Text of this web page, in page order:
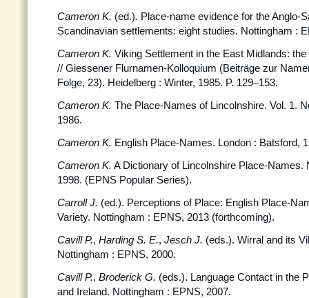
Cameron K. (ed.). Place-name evidence for the Anglo-
Scandinavian settlements: eight studies. Nottingham :
Cameron K. Viking Settlement in the East Midlands:
// Giessener Flurnamen-Kolloquium (Beiträge zur
Folge, 23). Heidelberg : Winter, 1985. P. 129–153.
Cameron K. The Place-Names of Lincolnshire. Vol. 1.
1986.
Cameron K. English Place-Names. Lоndon : Batsford,
Cameron K. A Dictionary of Lincolnshire Place-Names.
1998. (EPNS Popular Series).
Carroll J. (ed.). Perceptions of Place: English Place-
Variety. Nottingham : EPNS, 2013 (forthcoming).
Cavill P., Harding S. E., Jesch J. (eds.). Wirral and its
Nottingham : EPNS, 2000.
Cavill P., Broderick G. (eds.). Language Contact in the
and Ireland. Nottingham : EPNS, 2007.